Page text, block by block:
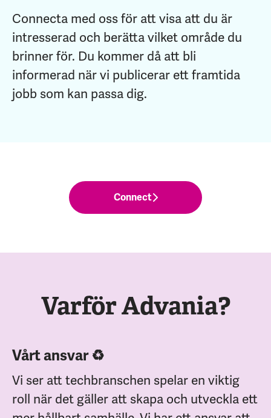
Connecta med oss för att visa att du är
intresserad och berätta vilket område du
brinner för. Du kommer då att bli
informerad när vi publicerar ett framtida
jobb som kan passa dig.
Connect
Varför Advania?
Vårt ansvar ♻️
Vi ser att techbranschen spelar en viktig
roll när det gäller att skapa och utveckla ett